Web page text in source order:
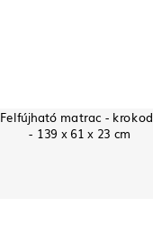
Felfújható matrac -
- 139 x 61 x 23 cm